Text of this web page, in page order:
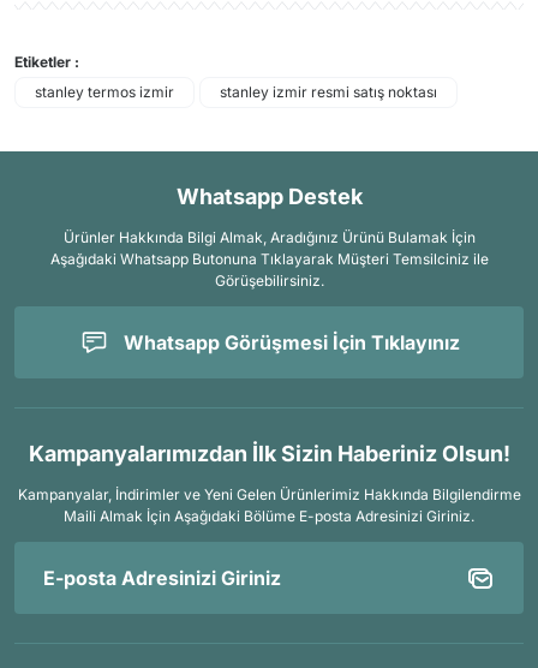
Etiketler :
stanley termos izmir
stanley izmir resmi satış noktası
Whatsapp Destek
Ürünler Hakkında Bilgi Almak, Aradığınız Ürünü Bulamak İçin
Aşağıdaki Whatsapp Butonuna Tıklayarak Müşteri Temsilciniz ile
Görüşebilirsiniz.
Whatsapp Görüşmesi İçin Tıklayınız
Kampanyalarımızdan İlk Sizin Haberiniz Olsun!
Kampanyalar, İndirimler ve Yeni Gelen Ürünlerimiz Hakkında Bilgilendirme
Maili Almak İçin Aşağıdaki Bölüme E-posta Adresinizi Giriniz.